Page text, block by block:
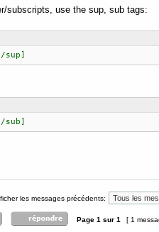
subscripts, use the sup, sub tags:
sup]
les messages précédents:
Page 1 sur 1 [ 1